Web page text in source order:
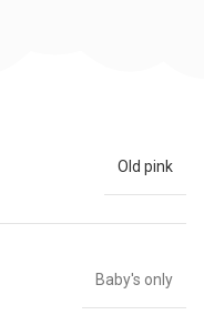
Old pink
Baby's only